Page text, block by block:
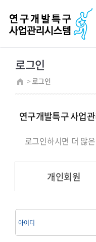
로그인
>로그인
연구개발특구 사업
로그인하시면 더 많
개인회원